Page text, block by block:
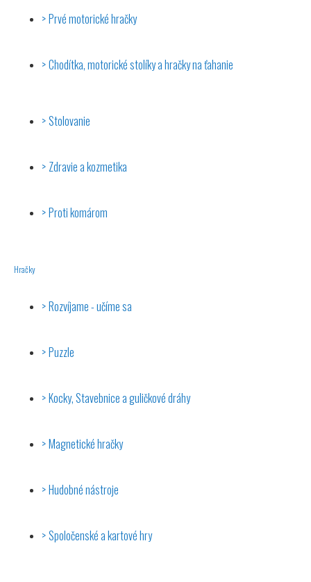
Prvé motorické hračky
Chodítka, motorické stolíky a hračky na ťahanie
Stolovanie
Zdravie a kozmetika
Proti komárom
Hračky
Rozvíjame - učíme sa
Puzzle
Kocky, Stavebnice a guličkové dráhy
Magnetické hračky
Hudobné nástroje
Spoločenské a kartové hry